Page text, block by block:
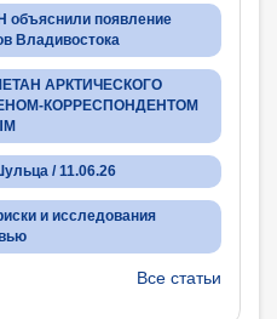
появление
Владивостока
АРКТИЧЕСКОГО
КОРРЕСПОНДЕНТОМ
/ 11.06.26
и исследования
Все статьи